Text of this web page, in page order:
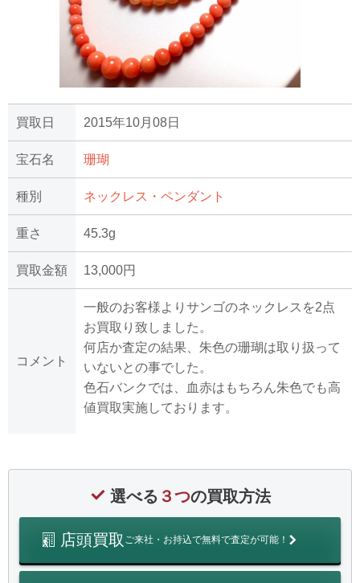
買取日 2015年10月08日
宝石名 珊瑚
種別 ネックレス・ペンダント
重さ 45.3g
買取金額 13,000円
コメント
一般のお客様よりサンゴのネックレスを2点
お買取り致しました。
何店か査定の結果、朱色の珊瑚は取り扱って
いないとの事でした。
色石バンクでは、血赤はもちろん朱色でも高
値買取実施しております。
選べる ３つの買取方法
店頭買取 ご来社・お持込で無料で査定が可能！